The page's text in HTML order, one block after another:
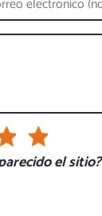
el sitio?